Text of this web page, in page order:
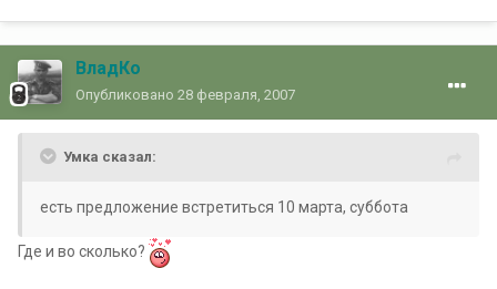
ВладКо
Опубликовано 28 февраля, 2007
Умка сказал:
есть предложение встретиться 10 марта, суббота
Где и во сколько?